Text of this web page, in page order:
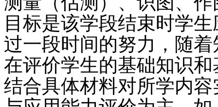
目标是该学段结束时学
过一段时间的努力，随
在评价学生的基础知识
结合具体材料对所学内